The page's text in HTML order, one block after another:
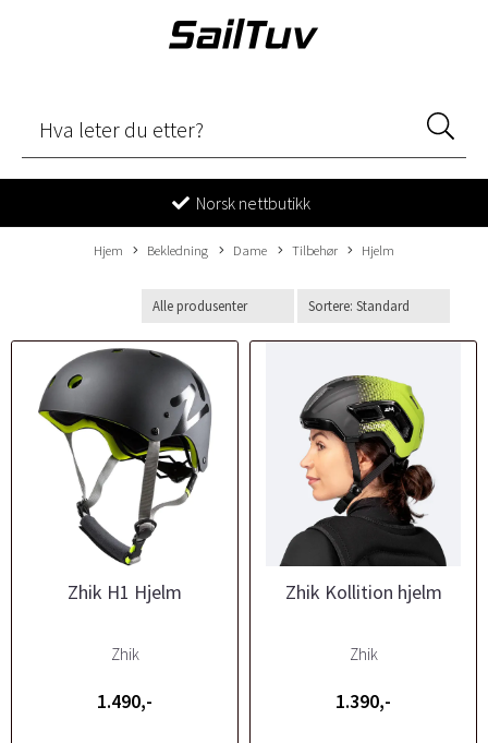
Norsk nettbutikk
Hjem Bekledning Dame Tilbehør Hjelm
Zhik H1 Hjelm
Zhik
1.490,-
Zhik Kollition hjelm
Zhik
1.390,-